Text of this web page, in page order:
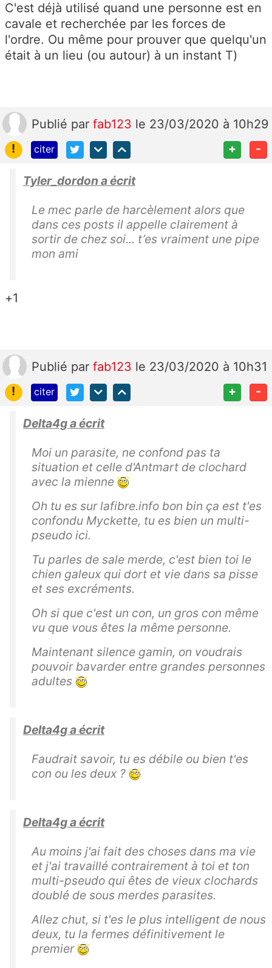
C'est déjà utilisé quand une personne est en
cavale et recherchée par les forces de
l'ordre. Ou même pour prouver que quelqu'un
était à un lieu (ou autour) à un instant T)
Publié par fab123 le 23/03/2020 à 10h29
!
citer + -
Tyler_dordon a écrit
Le mec parle de harcèlement alors que
dans ces posts il appelle clairement à
sortir de chez soi... t’es vraiment une pipe
mon ami
+1
Publié par fab123 le 23/03/2020 à 10h31
!
citer + -
Delta4g a écrit
Moi un parasite, ne confond pas ta
situation et celle d'Antmart de clochard
avec la mienne
Oh tu es sur lafibre.info bon bin ça est t'es
confondu Myckette, tu es bien un multi-
pseudo ici.
Tu parles de sale merde, c'est bien toi le
chien galeux qui dort et vie dans sa pisse
et ses excréments.
Oh si que c'est un con, un gros con même
vu que vous êtes la même personne.
Maintenant silence gamin, on voudrais
pouvoir bavarder entre grandes personnes
adultes
Delta4g a écrit
Faudrait savoir, tu es débile ou bien t'es
con ou les deux ?
Delta4g a écrit
Au moins j'ai fait des choses dans ma vie
et j'ai travaillé contrairement à toi et ton
multi-pseudo qui êtes de vieux clochards
doublé de sous merdes parasites.
Allez chut, si t'es le plus intelligent de nous
deux, tu la fermes définitivement le
premier